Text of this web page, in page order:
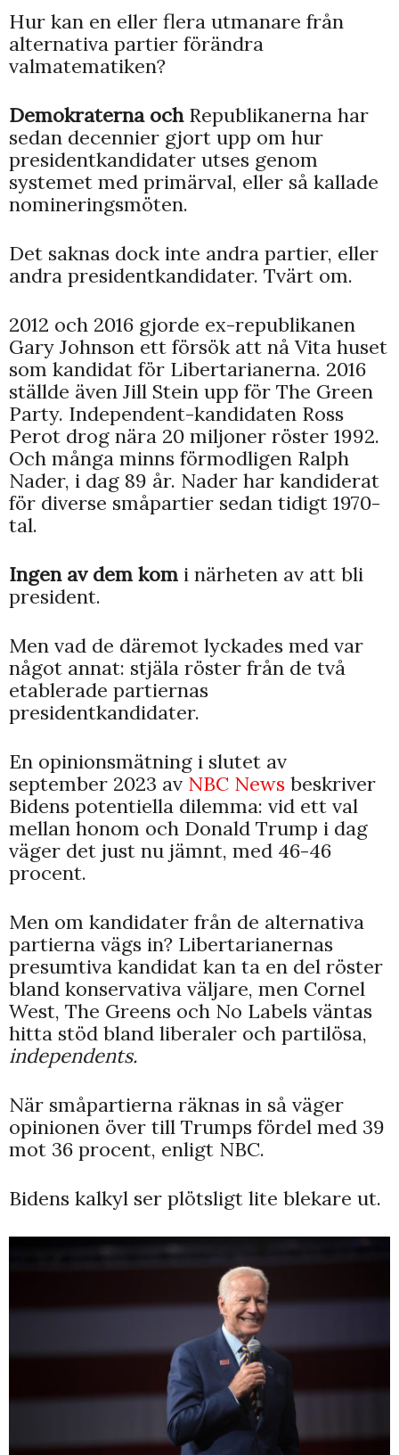
Hur kan en eller flera utmanare från
alternativa partier förändra
valmatematiken?
Demokraterna ochRepublikanerna har
sedan decennier gjort upp om hur
presidentkandidater utses genom
systemet med primärval, eller så kallade
nomineringsmöten.
Det saknas dock inte andra partier, eller
andra presidentkandidater. Tvärt om.
2012 och 2016 gjorde ex-republikanen
Gary Johnson ett försök att nå Vita huset
som kandidat för Libertarianerna. 2016
ställde även Jill Stein upp för The Green
Party. Independent-kandidaten Ross
Perot drog nära 20 miljoner röster 1992.
Och många minns förmodligen Ralph
Nader, i dag 89 år. Nader har kandiderat
för diverse småpartier sedan tidigt 1970-
tal.
Ingen av dem kom i närheten av att bli
president.
Men vad de däremot lyckades med var
något annat: stjäla röster från de två
etablerade partiernas
presidentkandidater.
En opinionsmätning i slutet av
september 2023 av NBC News beskriver
Bidens potentiella dilemma: vid ett val
mellan honom och Donald Trump i dag
väger det just nu jämnt, med 46-46
procent.
Men om kandidater från de alternativa
partierna vägs in? Libertarianernas
presumtiva kandidat kan ta en del röster
bland konservativa väljare, men Cornel
West, The Greens och No Labels väntas
hitta stöd bland liberaler och partilösa,
independents.
När småpartierna räknas in så väger
opinionen över till Trumps fördel med 39
mot 36 procent, enligt NBC.
Bidens kalkyl ser plötsligt lite blekare ut.